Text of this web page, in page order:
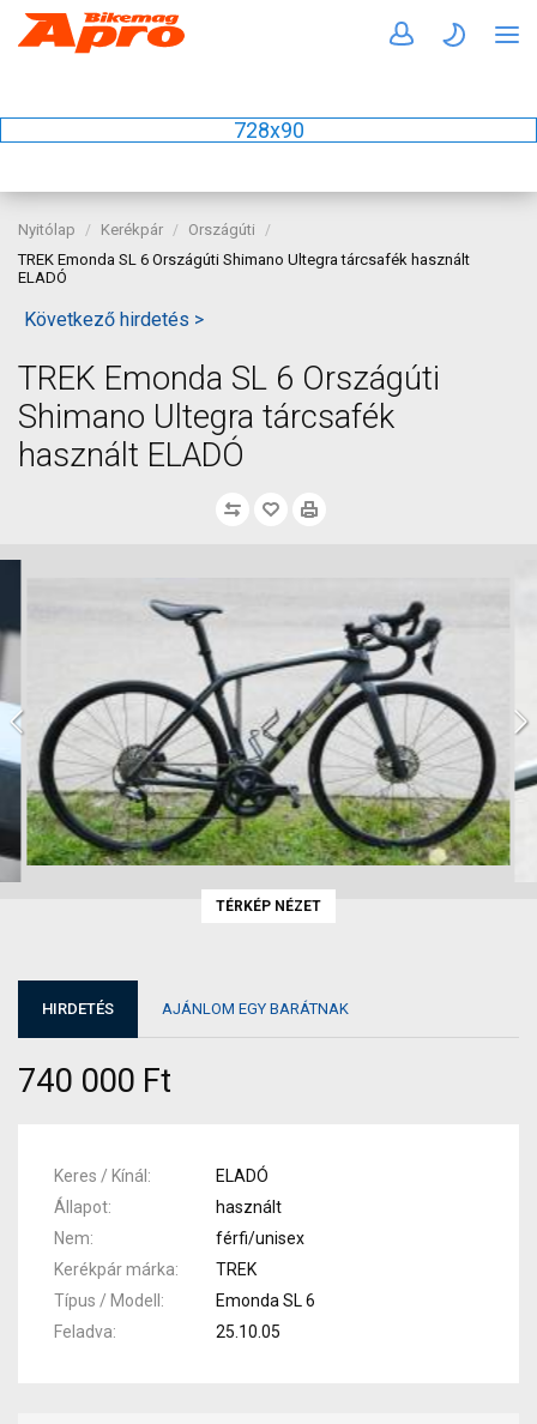
728x90
Nyitólap Kerékpár
Országúti
TREK Emonda SL 6 Országúti Shimano Ultegra tárcsafék használt
ELADÓ
Következő hirdetés >
TREK Emonda SL 6 Országúti
Shimano Ultegra tárcsafék
használt ELADÓ
TÉRKÉP NÉZET
HIRDETÉS AJÁNLOM EGY BARÁTNAK
740 000 Ft
Keres / Kínál
ELADÓ
Állapot
használt
Nem
férfi/unisex
Kerékpár márka
TREK
Típus / Modell
Emonda SL 6
Feladva
25.10.05